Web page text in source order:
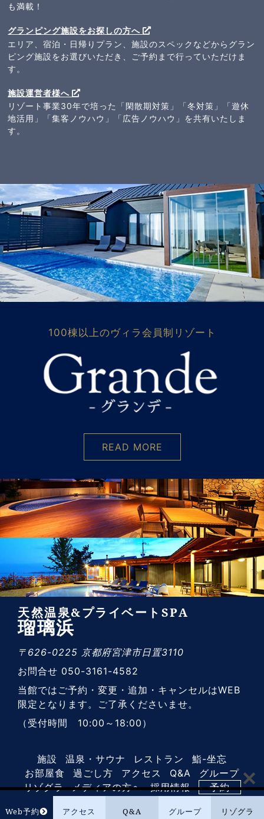
Web予約 アクセス Q&A グループ リゾグラ
も満載！
グランピング施設をお探しの方へ
エリア、宿泊・日帰りプラン、施設のスペックなどからグラン
ピング施設をお選びいただき、ご予約まで行っていただけま
す。
施設運営者様へ
リゾート事業30年で培った「閑散期対策」「冬対策」「遊休
地活用」「集客ノウハウ」「広告ノウハウ」を共有いたしま
す。
100棟以上のヴィラ会員制リゾート
READ MORE
天然温泉&プライベートSPA
瑠璃浜
〒626-0225 京都府宮津市日置3110
お問合せ 050-3161-4582
当館ではご予約・変更・追加・キャンセルはWEB
限定となります。ご了承くださいませ。
（受付時間 10:00～18:00）
施設 温泉・サウナ レストラン
鮨-坐忘
お部屋食
過ごし方 アクセス Q&A
グループ
リゾグラ
メディアの方へ 採用情報 予約
© 2018-2026 MARINETOPIA RESORT